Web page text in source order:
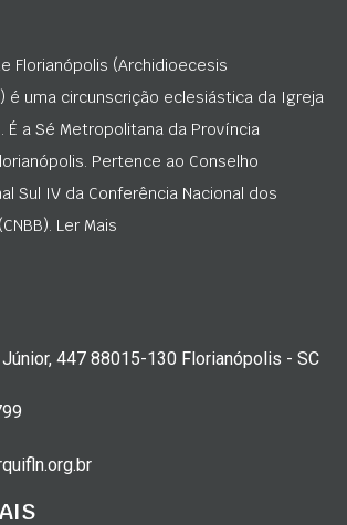
Florianópolis (Archidioecesis
é uma circunscrição eclesiástica da Igreja
É a Sé Metropolitana da Província
Pertence ao Conselho
Sul IV da Conferência Nacional dos
Ler Mais
447 88015-130 Florianópolis - SC